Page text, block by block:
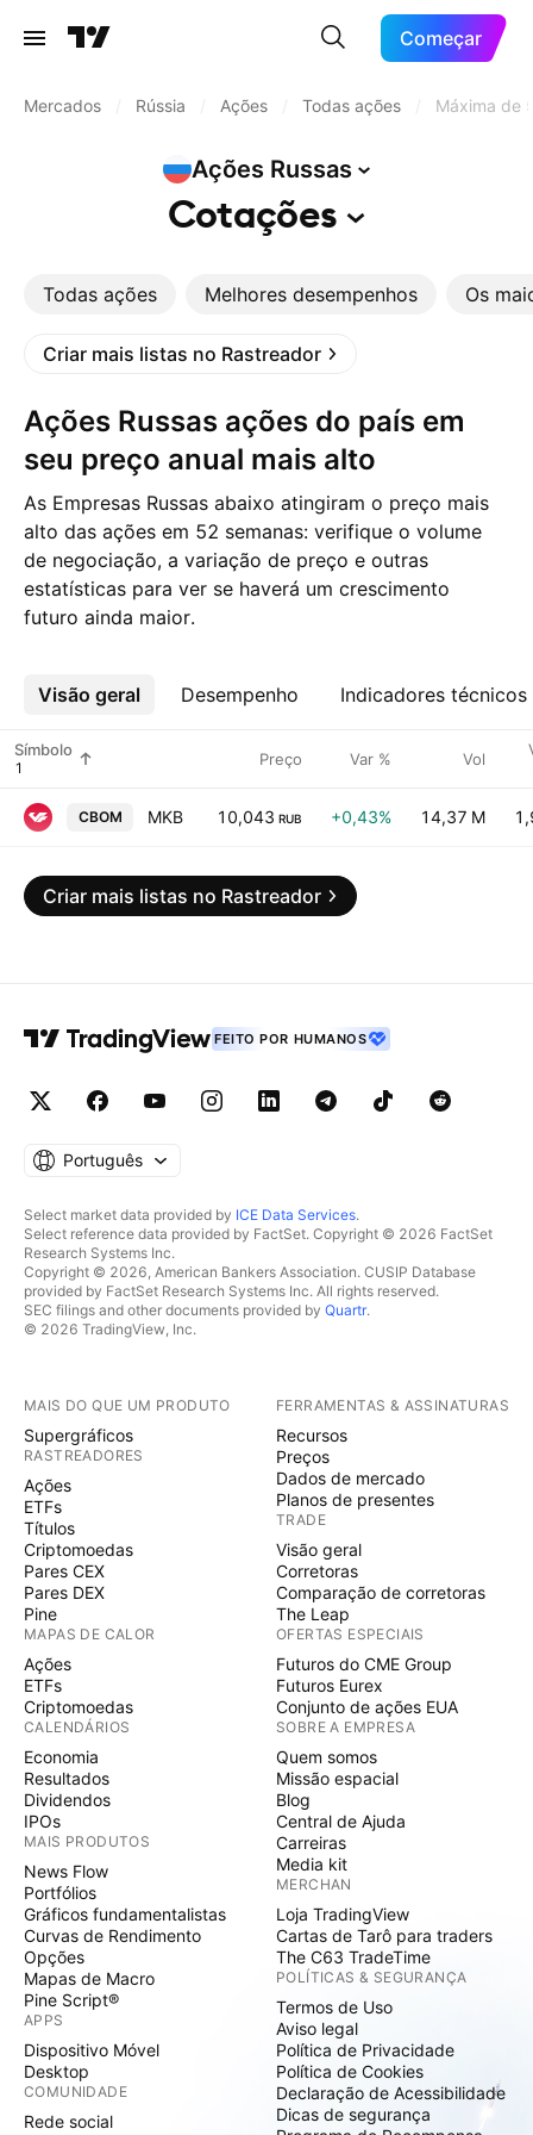
Começar
Mercados Rússia Ações Todas ações Máxima de
Ações Russas
Cotações
Todas ações Melhores desempenhos Os
Criar mais listas no Rastreador
Ações Russas ações do país em
seu preço anual mais alto
As Empresas Russas abaixo atingiram o preço mais
alto das ações em 52 semanas: verifique o volume
de negociação, a variação de preço e outras
estatísticas para ver se haverá um crescimento
futuro ainda maior.
Visão geral Desempenho Indicadores técnicos
Mais
Símbolo Preço Var % Vol
CBOM MKB 10,043 RUB +0,43% 14,37 M
Criar mais listas no Rastreador
FEITO POR HUMANOS
Português
Select market data provided by ICE Data Services.
Select reference data provided by FactSet. Copyright © 2026 FactSet
Research Systems Inc.
Copyright © 2026, American Bankers Association. CUSIP Database
provided by FactSet Research Systems Inc. All rights reserved.
SEC filings and other documents provided by Quartr.
© 2026 TradingView, Inc.
MAIS DO QUE UM PRODUTO
Supergráficos
RASTREADORES
Ações
ETFs
Títulos
Criptomoedas
Pares CEX
Pares DEX
Pine
MAPAS DE CALOR
Ações
ETFs
Criptomoedas
CALENDÁRIOS
Economia
Resultados
Dividendos
IPOs
MAIS PRODUTOS
News Flow
Portfólios
Gráficos fundamentalistas
Curvas de Rendimento
Opções
Mapas de Macro
Pine Script®
APPS
Dispositivo Móvel
Desktop
COMUNIDADE
Rede social
FERRAMENTAS & ASSINATURAS
Recursos
Preços
Dados de mercado
Planos de presentes
TRADE
Visão geral
Corretoras
Comparação de corretoras
The Leap
OFERTAS ESPECIAIS
Futuros do CME Group
Futuros Eurex
Conjunto de ações EUA
SOBRE A EMPRESA
Quem somos
Missão espacial
Blog
Central de Ajuda
Carreiras
Media kit
MERCHAN
Loja TradingView
Cartas de Tarô para traders
The C63 TradeTime
POLÍTICAS & SEGURANÇA
Termos de Uso
Aviso legal
Política de Privacidade
Política de Cookies
Declaração de Acessibilidade
Dicas de segurança